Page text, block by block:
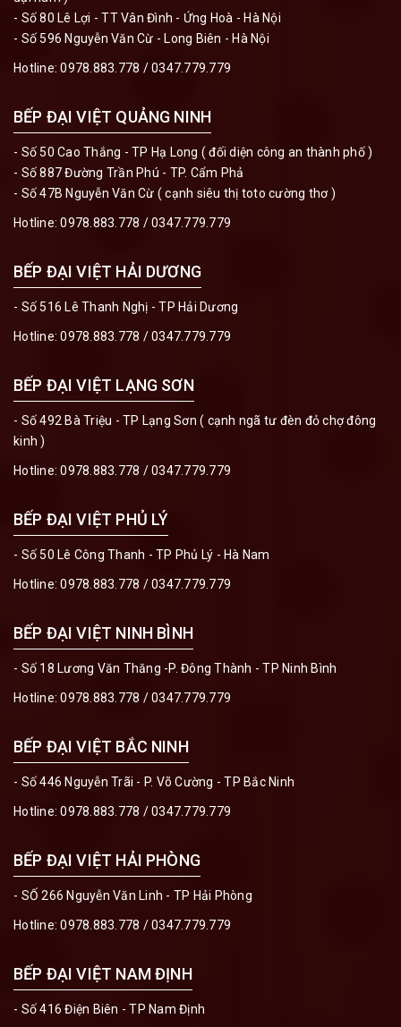
- Số 80 Lê Lợi - TT Vân Đình - Ứng Hoà - Hà Nội
- Số 596 Nguyễn Văn Cừ - Long Biên - Hà Nội
Hotline:0978.883.778 /0347.779.779
BẾP ĐẠI VIỆT QUẢNG NINH
- Số 50 Cao Thắng - TP Hạ Long ( đối diện công an thành phố )
- Số 887 Đường Trần Phú - TP. Cẩm Phả
- Số 47B Nguyễn Văn Cừ ( cạnh siêu thị toto cường thơ )
Hotline:0978.883.778 /0347.779.779
BẾP ĐẠI VIỆT HẢI DƯƠNG
- Số 516 Lê Thanh Nghị - TP Hải Dương
Hotline:0978.883.778 /0347.779.779
BẾP ĐẠI VIỆT LẠNG SƠN
- Số 492 Bà Triệu - TP Lạng Sơn ( cạnh ngã tư đèn đỏ chợ đông
kinh )
Hotline:0978.883.778 /0347.779.779
BẾP ĐẠI VIỆT PHỦ LÝ
- Số 50 Lê Công Thanh - TP Phủ Lý - Hà Nam
Hotline:0978.883.778 /0347.779.779
BẾP ĐẠI VIỆT NINH BÌNH
- Số 18 Lương Văn Thăng -P. Đông Thành - TP Ninh Bình
Hotline:0978.883.778 /0347.779.779
BẾP ĐẠI VIỆT BẮC NINH
- Số 446 Nguyễn Trãi - P. Võ Cường - TP Bắc Ninh
Hotline:0978.883.778 /0347.779.779
BẾP ĐẠI VIỆT HẢI PHÒNG
- SỐ 266 Nguyễn Văn Linh - TP Hải Phòng
Hotline:0978.883.778 /0347.779.779
BẾP ĐẠI VIỆT NAM ĐỊNH
- Số 416 Điện Biên - TP Nam Định